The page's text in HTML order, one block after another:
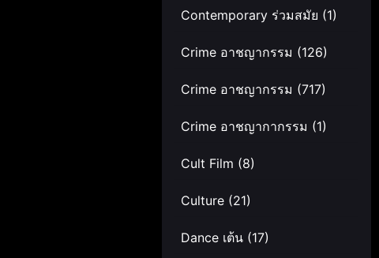
Contemporary ร่วมสมัย (1)
Crime อาชญากรรม (126)
Crime อาชญากรรม (717)
Crime อาชญากากรรม (1)
Cult Film (8)
Culture (21)
Dance เต้น (17)